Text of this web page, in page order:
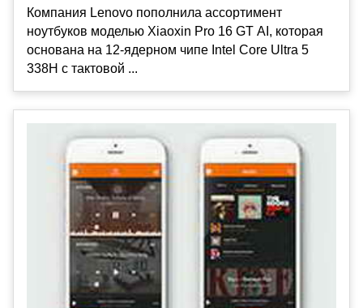
Компания Lenovo пополнила ассортимент
ноутбуков моделью Xiaoxin Pro 16 GT AI, которая
основана на 12-ядерном чипе Intel Core Ultra 5
338H с тактовой ...